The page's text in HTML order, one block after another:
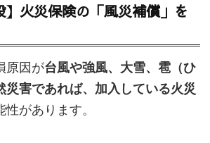
】火災保険の「風災補償」を
原因が台風や強風、大雪、雹（ひ
災害であれば、加入している火災
があります。